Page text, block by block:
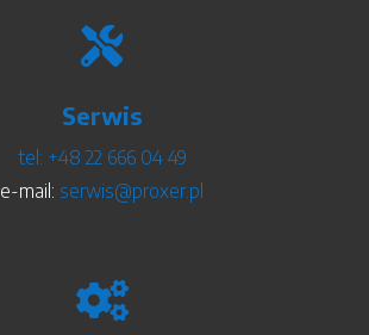

Serwis
tel: +48 22 666 04 49
e-mail: serwis@proxer.pl
